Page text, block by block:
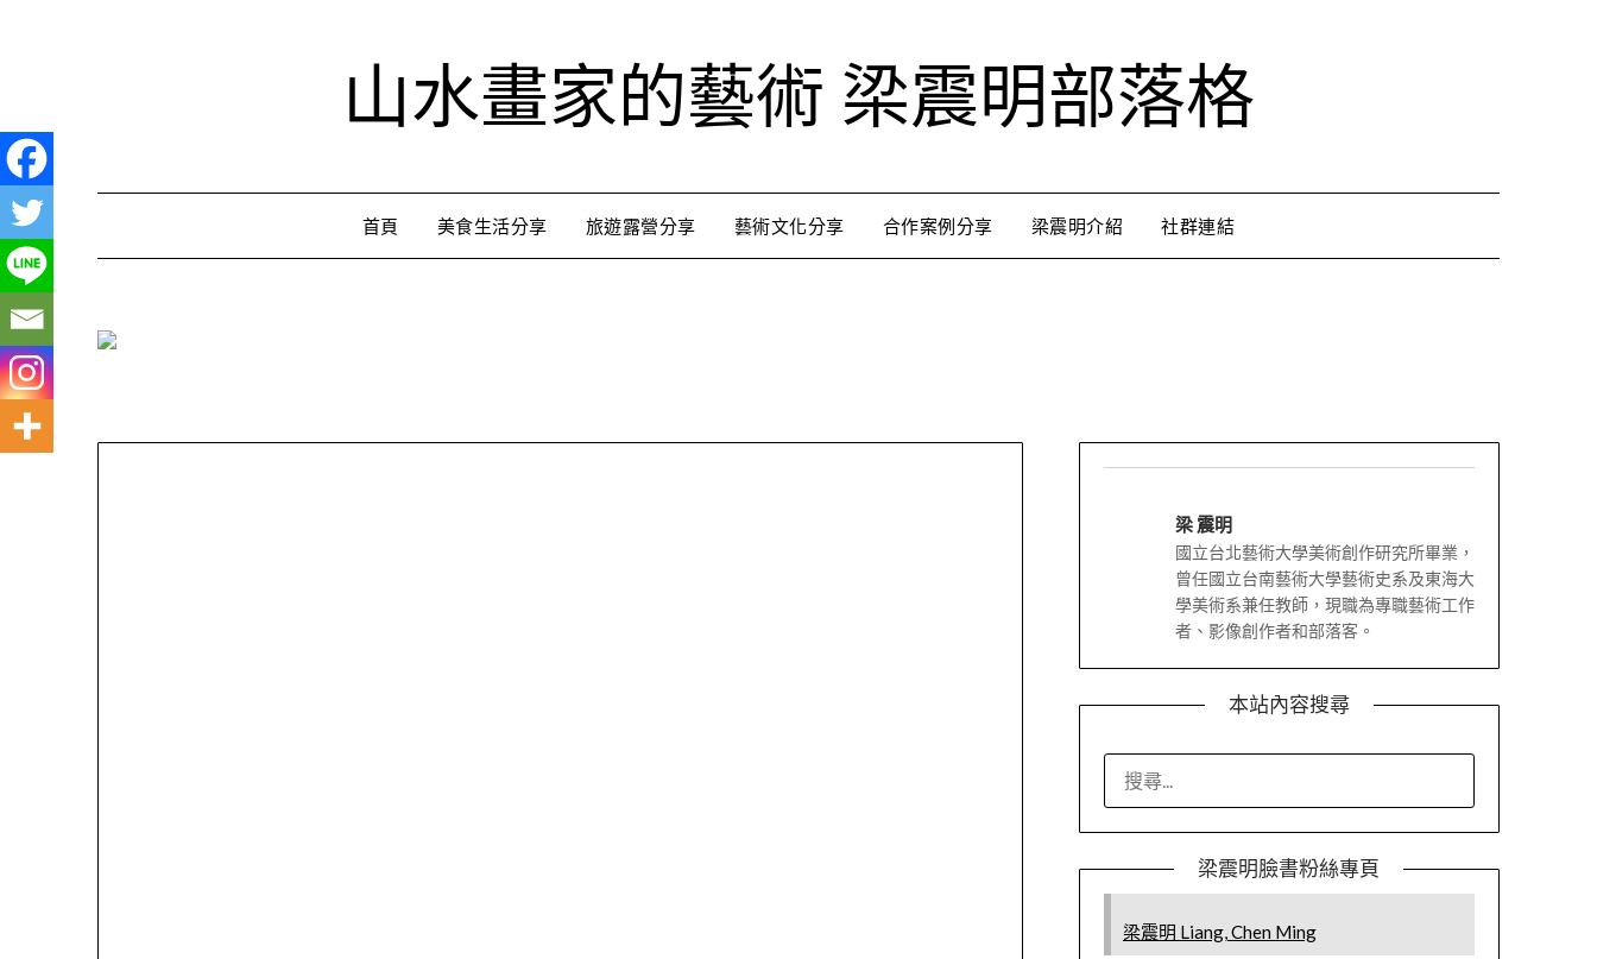
山水畫家的藝術 梁震明部落格
首頁 美食生活分享 旅遊露營分享 藝術文化分享 合作案例分享 梁震明介紹 社群連結
梁 震明
國立台北藝術大學美術創作研究所畢業，
曾任國立台南藝術大學藝術史系及東海大
學美術系兼任教師，現職為專職藝術工作
者、影像創作者和部落客。
本站內容搜尋
梁震明臉書粉絲專頁
梁震明 Liang, Chen Ming